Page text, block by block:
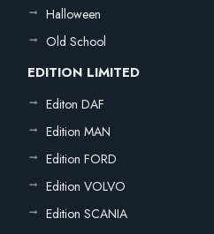
Halloween
Old School
EDITION LIMITED
Editon DAF
Edition MAN
Edition FORD
Edition VOLVO
Edition SCANIA